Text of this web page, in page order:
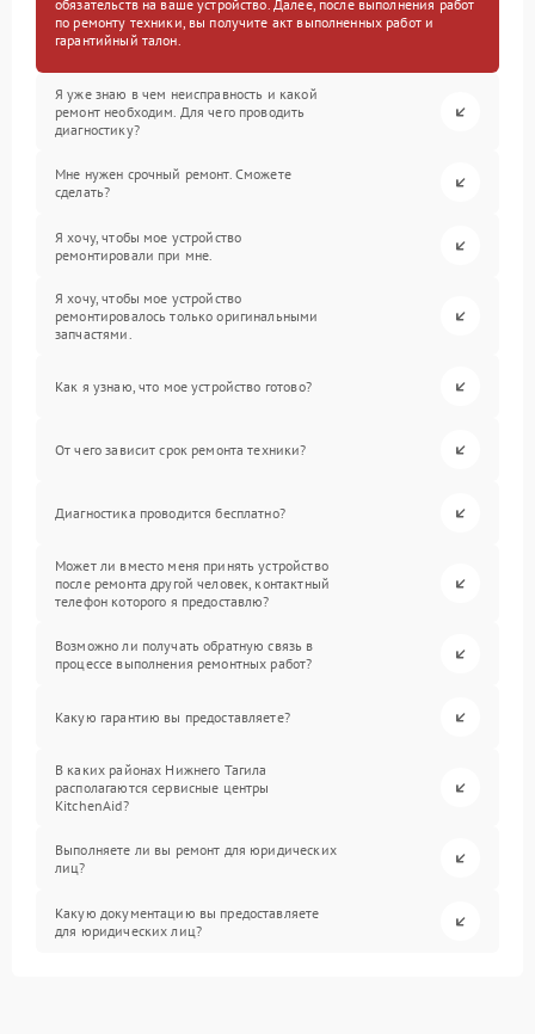
обязательств на ваше устройство. Далее, после выполнения работ
по ремонту техники, вы получите акт выполненных работ и
гарантийный талон.
Я уже знаю в чем неисправность и какой
ремонт необходим. Для чего проводить
диагностику?
Мне нужен срочный ремонт. Сможете
сделать?
Я хочу, чтобы мое устройство
ремонтировали при мне.
Я хочу, чтобы мое устройство
ремонтировалось только оригинальными
запчастями.
Как я узнаю, что мое устройство готово?
От чего зависит срок ремонта техники?
Диагностика проводится бесплатно?
Может ли вместо меня принять устройство
после ремонта другой человек, контактный
телефон которого я предоставлю?
Возможно ли получать обратную связь в
процессе выполнения ремонтных работ?
Какую гарантию вы предоставляете?
В каких районах Нижнего Тагила
располагаются сервисные центры
KitchenAid?
Выполняете ли вы ремонт для юридических
лиц?
Какую документацию вы предоставляете
для юридических лиц?